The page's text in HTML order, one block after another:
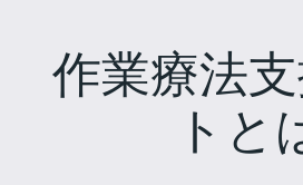
作業療法
トと